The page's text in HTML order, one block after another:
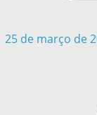
25 de março de